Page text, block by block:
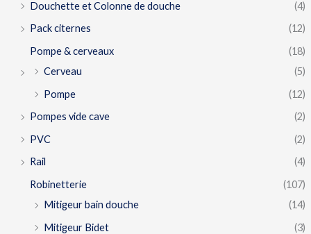
Douchette et Colonne de douche
(4)
Pack citernes
(12)
Pompe & cerveaux
(18)
Cerveau
(5)
Pompe
(12)
Pompes vide cave
(2)
PVC
(2)
Rail
(4)
Robinetterie
(107)
Mitigeur bain douche
(14)
Mitigeur Bidet
(3)